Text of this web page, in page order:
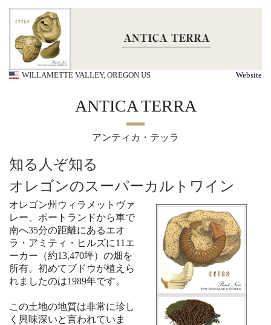
WILLAMETTE VALLEY, OREGON US Website
ANTICA TERRA
アンティカ・テッラ
知る人ぞ知る
オレゴンのスーパーカルトワイン
オレゴン州ウィラメットヴァ
レー、ポートランドから車で
南へ35分の距離にあるエオ
ラ・アミティ・ヒルズに11エ
ーカー（約13,470坪）の畑を
所有。初めてブドウが植えら
れましたのは1989年です。
この土地の地質は非常に珍し
く興味深いと言われていま